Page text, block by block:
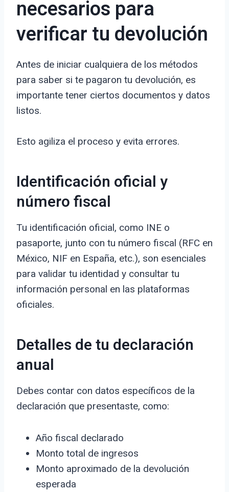
necesarios para
verificar tu devolución
Antes de iniciar cualquiera de los métodos
para saber si te pagaron tu devolución, es
importante tener ciertos documentos y datos
listos.
Esto agiliza el proceso y evita errores.
Identificación oficial y
número fiscal
Tu identificación oficial, como INE o
pasaporte, junto con tu número fiscal (RFC en
México, NIF en España, etc.), son esenciales
para validar tu identidad y consultar tu
información personal en las plataformas
oficiales.
Detalles de tu declaración
anual
Debes contar con datos específicos de la
declaración que presentaste, como:
Año fiscal declarado
Monto total de ingresos
Monto aproximado de la devolución
esperada